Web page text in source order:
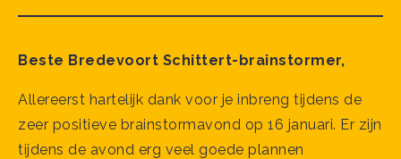
Beste Bredevoort Schittert-brainstormer,
Allereerst hartelijk dank voor je inbreng tijdens de
zeer positieve brainstormavond op 16 januari. Er zijn
tijdens de avond erg veel goede plannen